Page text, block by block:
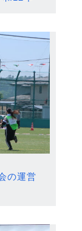
の運営